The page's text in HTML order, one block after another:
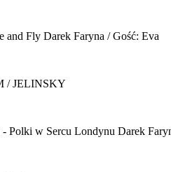
and Fly Darek Faryna / Gość: Eva
/ JELINSKY
- Polki w Sercu Londynu Darek